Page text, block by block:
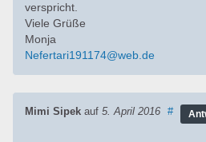
verspricht.
Viele Grüße
Monja
Nefertari191174@web.de
Mimi Sipek auf 5. April 2016 #